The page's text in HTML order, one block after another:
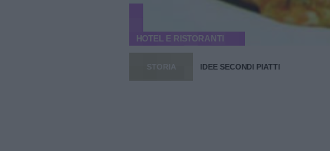
HOTEL E RISTORANTI
STORIA IDEE SECONDI PIATTI